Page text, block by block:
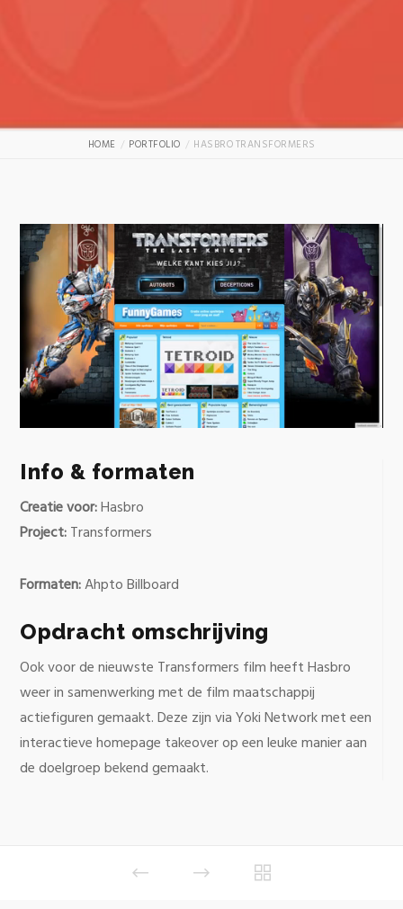
HOME PORTFOLIO HASBRO TRANSFORMERS
1
minute,
seconds
Info & formaten
Creatie voor:Hasbro
Project:Transformers
Formaten:Ahpto Billboard
Opdracht omschrijving
Ook voor de nieuwste Transformers film heeft Hasbro
weer in samenwerking met de film maatschappij
actiefiguren gemaakt. Deze zijn via Yoki Network met een
interactieve homepage takeover op een leuke manier aan
de doelgroep bekend gemaakt.